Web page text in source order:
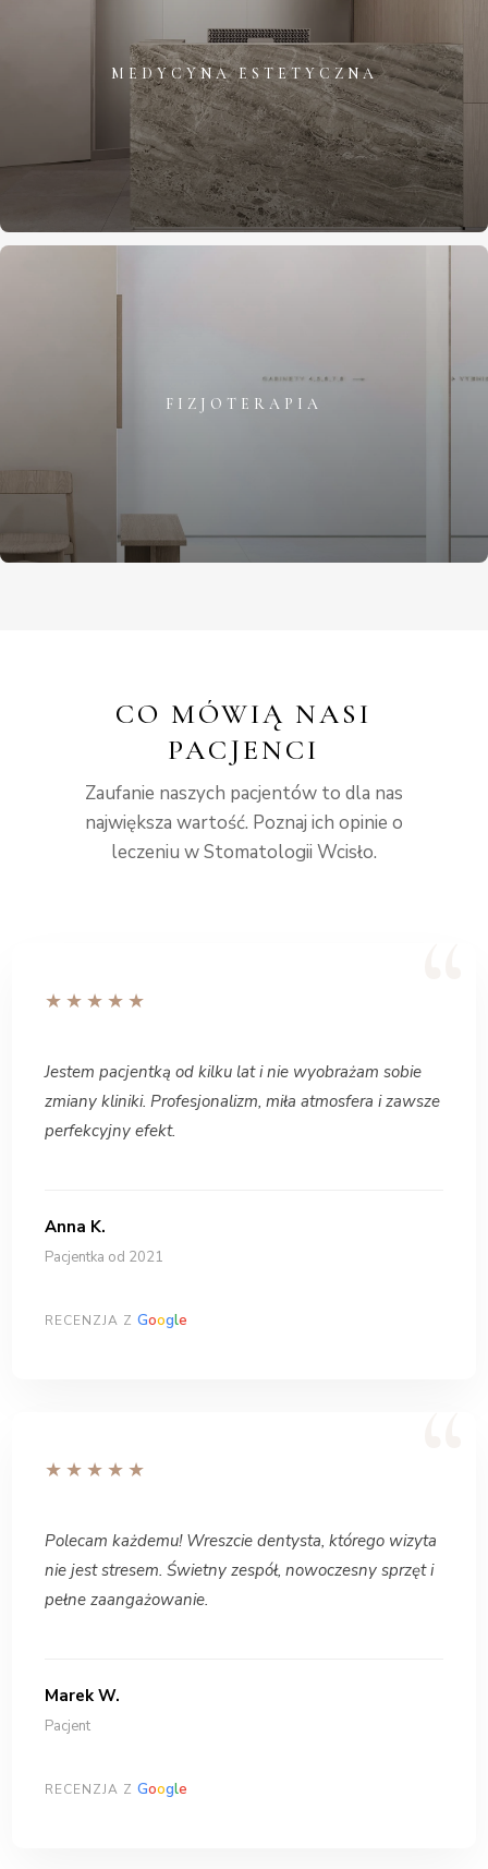
MEDYCYNA ESTETYCZNA
FIZJOTERAPIA
CO MÓWIĄ NASI
PACJENCI
Zaufanie naszych pacjentów to dla nas
największa wartość. Poznaj ich opinie o
leczeniu w Stomatologii Wcisło.
★★★★★
Jestem pacjentką od kilku lat i nie wyobrażam sobie
zmiany kliniki. Profesjonalizm, miła atmosfera i zawsze
perfekcyjny efekt.
Anna K.
Pacjentka od 2021
RECENZJA ZGoogle
★★★★★
Polecam każdemu! Wreszcie dentysta, którego wizyta
nie jest stresem. Świetny zespół, nowoczesny sprzęt i
pełne zaangażowanie.
Marek W.
Pacjent
RECENZJA ZGoogle